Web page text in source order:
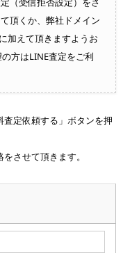
頂くか、弊社ドメイン
加えて頂きますようお
方はLINE査定をご利
定依頼する」ボタンを押
させて頂きます。